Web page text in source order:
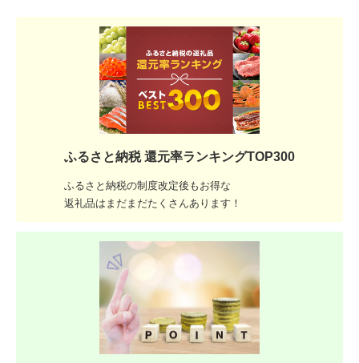
ふるさと納税 還元率ランキングTOP300
ふるさと納税の制度改定後もお得な
返礼品はまだまだたくさんあります！